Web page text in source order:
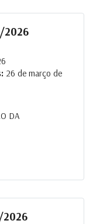
2026
26 de março de
DA
2026